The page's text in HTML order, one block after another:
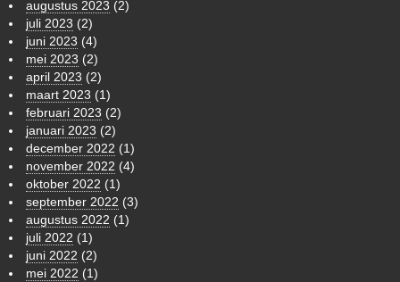
augustus 2023 (2)
juli 2023 (2)
juni 2023 (4)
mei 2023 (2)
april 2023 (2)
maart 2023 (1)
februari 2023 (2)
januari 2023 (2)
december 2022 (1)
november 2022 (4)
oktober 2022 (1)
september 2022 (3)
augustus 2022 (1)
juli 2022 (1)
juni 2022 (2)
mei 2022 (1)